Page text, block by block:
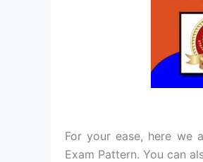
For your ease, here we
Exam Pattern. You can